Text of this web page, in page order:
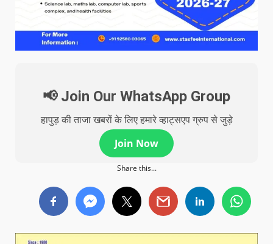
📢 Join Our WhatsApp Group
हापुड़ की ताजा खबरों के लिए हमारे व्हाट्सएप ग्रुप से जुड़े
Join Now
Share this...